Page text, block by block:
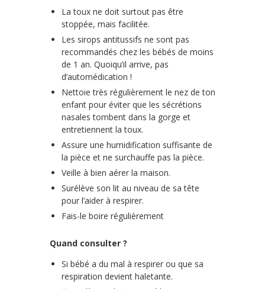
La toux ne doit surtout pas être
stoppée, mais facilitée.
Les sirops antitussifs ne sont pas
recommandés chez les bébés de moins
de 1 an. Quoiqu’il arrive, pas
d’automédication !
Nettoie très régulièrement le nez de ton
enfant pour éviter que les sécrétions
nasales tombent dans la gorge et
entretiennent la toux.
Assure une humidification suffisante de
la pièce et ne surchauffe pas la pièce.
Veille à bien aérer la maison.
Surélève son lit au niveau de sa tête
pour l’aider à respirer.
Fais-le boire régulièrement
Quand consulter ?
Si bébé a du mal à respirer ou que sa
respiration devient haletante.